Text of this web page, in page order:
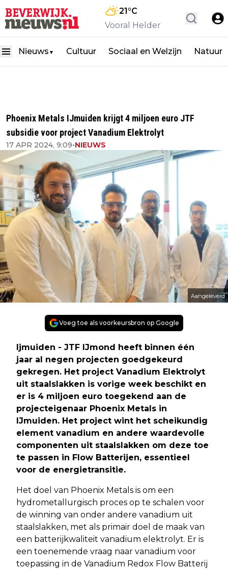
21°C
Vooral Helder
Nieuws ▼ Cultuur Sociaal en Welzijn Natuur
Phoenix Metals IJmuiden krijgt 4 miljoen euro JTF
subsidie voor project Vanadium Elektrolyt
17 APR 2024, 9:09•NIEUWS
Aangeleverd
Voeg toe als voorkeursbron op Google
Ijmuiden - JTF IJmond heeft binnen één
jaar al negen projecten goedgekeurd
gekregen. Het project Vanadium Elektrolyt
uit staalslakken is vorige week beschikt en
er is 4 miljoen euro toegekend aan de
projecteigenaar Phoenix Metals in
IJmuiden. Het project wint het scheikundig
element vanadium en andere waardevolle
componenten uit staalslakken om deze toe
te passen in Flow Batterijen, essentieel
voor de energietransitie.
Het doel van Phoenix Metals is om een
hydrometallurgisch proces op te schalen voor
de winning van onder andere vanadium uit
staalslakken, met als primair doel de maak van
een batterijkwaliteit vanadium elektrolyt. Er is
een toenemende vraag naar vanadium voor
toepassing in de Vanadium Redox Flow Batterij